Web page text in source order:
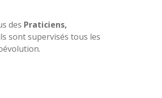
des Praticiens,
sont supervisés tous les